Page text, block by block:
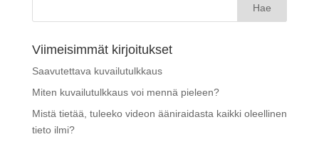
Viimeisimmät kirjoitukset
Saavutettava kuvailutulkkaus
Miten kuvailutulkkaus voi mennä pieleen?
Mistä tietää, tuleeko videon ääniraidasta kaikki oleellinen
tieto ilmi?